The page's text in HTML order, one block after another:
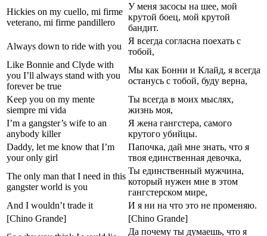
Hickies on my cuello, mi firme
veterano, mi firme pandillero
У меня засосы на шее, мой
крутой боец, мой крутой
бандит.
Always down to ride with you
Я всегда согласна поехать с
тобой,
Like Bonnie and Clyde with
you I’ll always stand with you
forever be true
Мы как Бонни и Клайд, я всегда
останусь с тобой, буду верна,
Keep you on my mente
siempre mi vida
Ты всегда в моих мыслях,
жизнь моя,
I’m a gangster’s wife to an
anybody killer
Я жена гангстера, самого
крутого убийцы.
Daddy, let me know that I’m
your only girl
Папочка, дай мне знать, что я
твоя единственная девочка,
The only man that I need in this
gangster world is you
Ты единственный мужчина,
который нужен мне в этом
гангстерском мире,
And I wouldn’t trade it
И я ни на что это не променяю.
[Chino Grande]
[Chino Grande]
Да почему ты думаешь, что я